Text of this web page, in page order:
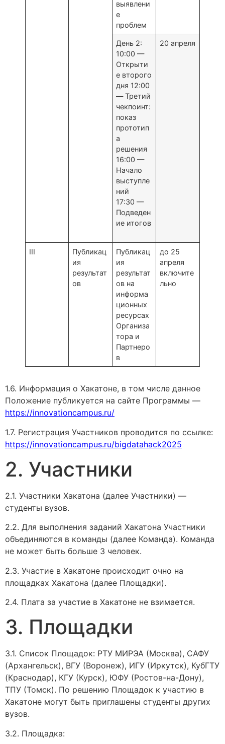
выявлени
е
проблем
День 2:
10:00 —
Открыти
е второго
дня 12:00
— Третий
чекпоинт:
показ
прототип
а
решения
16:00 —
Начало
выступле
ний
17:30 —
Подведен
ие итогов
20 апреля
III
Публикац
ия
результат
ов
Публикац
ия
результат
ов на
информа
ционных
ресурсах
Организа
тора и
Партнеро
в
до 25
апреля
включите
льно
1.6. Информация о Хакатоне, в том числе данное
Положение публикуется на сайте Программы —
https://innovationcampus.ru/
1.7. Регистрация Участников проводится по ссылке:
https://innovationcampus.ru/bigdatahack2025
2. Участники
2.1. Участники Хакатона (далее Участники) —
студенты вузов.
2.2. Для выполнения заданий Хакатона Участники
объединяются в команды (далее Команда). Команда
не может быть больше 3 человек.
2.3. Участие в Хакатоне происходит очно на
площадках Хакатона (далее Площадки).
2.4. Плата за участие в Хакатоне не взимается.
3. Площадки
3.1. Список Площадок: РТУ МИРЭА (Москва), САФУ
(Архангельск), ВГУ (Воронеж), ИГУ (Иркутск), КубГТУ
(Краснодар), КГУ (Курск), ЮФУ (Ростов-на-Дону),
ТПУ (Томск). По решению Площадок к участию в
Хакатоне могут быть приглашены студенты других
вузов.
3.2. Площадка: